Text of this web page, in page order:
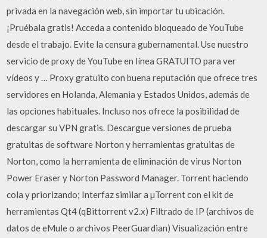
privada en la navegación web, sin importar tu ubicación.
¡Pruébala gratis! Acceda a contenido bloqueado de YouTube
desde el trabajo. Evite la censura gubernamental. Use nuestro
servicio de proxy de YouTube en línea GRATUITO para ver
vídeos y … Proxy gratuito con buena reputación que ofrece tres
servidores en Holanda, Alemania y Estados Unidos, además de
las opciones habituales. Incluso nos ofrece la posibilidad de
descargar su VPN gratis. Descargue versiones de prueba
gratuitas de software Norton y herramientas gratuitas de
Norton, como la herramienta de eliminación de virus Norton
Power Eraser y Norton Password Manager. Torrent haciendo
cola y priorizando; Interfaz similar a µTorrent con el kit de
herramientas Qt4 (qBittorrent v2.x) Filtrado de IP (archivos de
datos de eMule o archivos PeerGuardian) Visualización entre